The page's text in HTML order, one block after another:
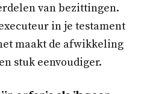
van bezittingen.
in je testament
maakt de afwikkeling
stuk eenvoudiger.